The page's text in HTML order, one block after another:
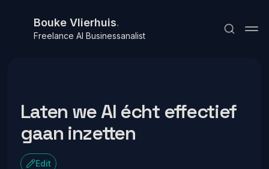
Bouke Vlierhuis.
Freelance AI Businessanalist
Abonneren
Laten we AI écht effectief
gaan inzetten
Edit